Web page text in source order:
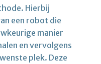
Hierbij
een robot die
manier
en vervolgens
plek. Deze